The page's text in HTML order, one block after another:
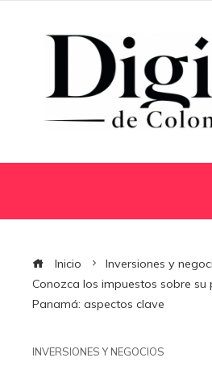
Inicio
Inversiones y
Conozca los impuestos sobre su
Panamá: aspectos clave
INVERSIONES Y NEGOCIOS